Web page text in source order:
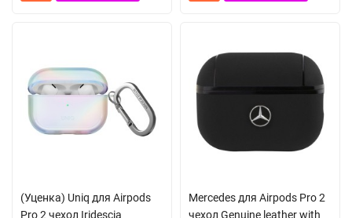
(Уценка) Uniq для Airpods
Pro 2 чехол Iridescia
Mercedes для Airpods Pro 2
чехол Genuine leather with